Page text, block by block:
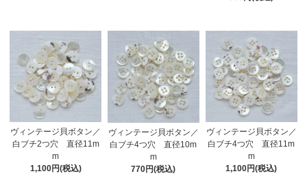
ヴィンテージ貝ボタン／
白ブチ2つ穴 直径11m
m
1,100円(税込)
ヴィンテージ貝ボタン／
白ブチ4つ穴 直径10m
m
770円(税込)
ヴィンテージ貝ボタン／
白ブチ4つ穴 直径11m
m
1,100円(税込)